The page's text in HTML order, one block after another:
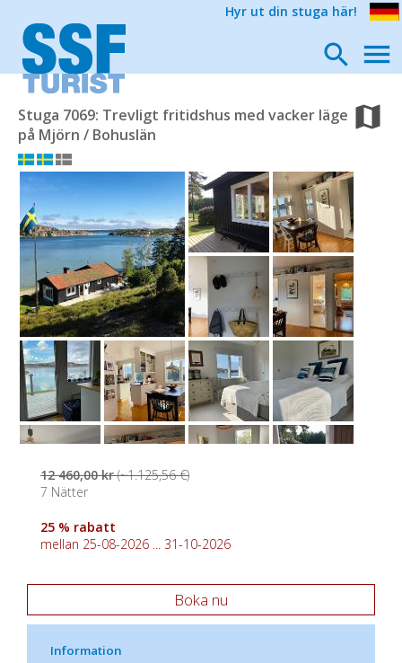
Hyr ut din stuga här!
Stuga 7069: Trevligt fritidshus med vacker läge
på Mjörn / Bohuslän
12 460,00 kr(~1.125,56 €)
7 Nätter
25 % rabatt
mellan 25-08-2026 ... 31-10-2026
Boka nu
Information